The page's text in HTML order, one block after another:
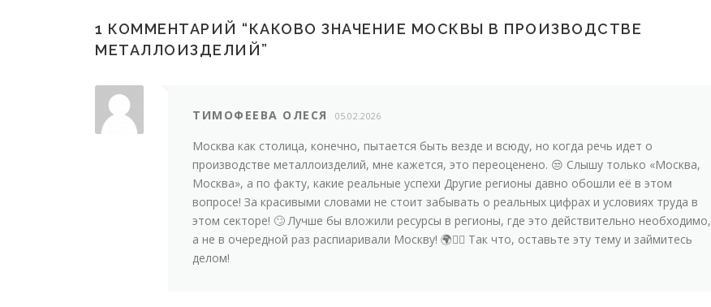
1 КОММЕНТАРИЙ “КАКОВО ЗНАЧЕНИЕ МОСКВЫ В ПРОИЗВОДСТВЕ
МЕТАЛЛОИЗДЕЛИЙ”
ТИМОФЕЕВА ОЛЕСЯ 05.02.2026
Москва как столица, конечно, пытается быть везде и всюду, но когда речь идет о
производстве металлоизделий, мне кажется, это переоценено. 😒 Слышу только «Москва,
Москва», а по факту, какие реальные успехи Другие регионы давно обошли её в этом
вопросе! За красивыми словами не стоит забывать о реальных цифрах и условиях труда в
этом секторе! 🙄 Лучше бы вложили ресурсы в регионы, где это действительно необходимо,
а не в очередной раз распиаривали Москву! 🌍🤦‍♀️ Так что, оставьте эту тему и займитесь
делом!